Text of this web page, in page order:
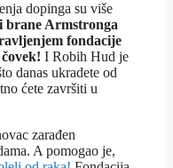
dopinga su više
brane Armstronga
fondacije
I Robih Hud je
danas ukradete od
ćete završiti u
zarađen
A pomogao je,